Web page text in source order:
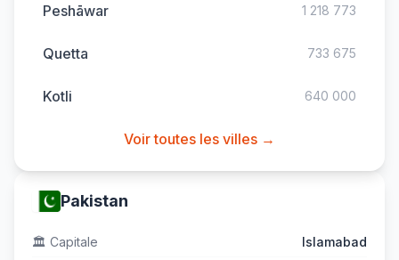
Peshāwar 1 218 773
Quetta 733 675
Kotli 640 000
Voir toutes les villes →
Pakistan
🏛️ Capitale Islamabad